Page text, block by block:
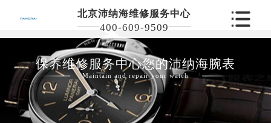
北京沛纳海维修服务中心
400-609-9509
保养维修服务中心您的沛纳海腕表
Maintain and repair your watch